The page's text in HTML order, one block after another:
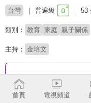
台灣 普遍級 53
類別： 教育 家庭 親子關係
主持： 金培文
首頁 電視頻道